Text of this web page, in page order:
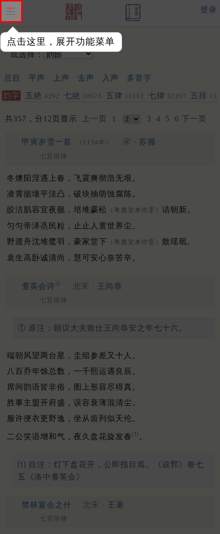
点击这里，展开功能菜单
登录
输入韵字：
或选择：
总目 平声 上声 去声 入声 多音字
韵字 五絶 4292 七絶 30675 五律 18162 七律 32397 五排
共357，分12页显示 上一页 1 3 4 5 6 下一页
甲寅岁雪一首 （1134年） 宋 · 苏籀
七言排律
冬燠阳淫遇上春，飞霙爽彻浩无垠。
凌霄据壤平洼凸，破块抽萌蚀腐陈。
皎洁肌容宜夜觌，培堆靀松
（粤雅堂本作雺） 诘朝新。
匀匀帝泽烝民粒，止止人寰世界尘。
野渡舟沈堆鹭羽，豪家堂下 （粤雅堂本作室） 散瑶珉。
袁生高卧诚清尚，慧可安心奈苦辛。
耆英会诗 ① 北宋 · 王尚恭
七言排律
① 原注：朝议大夫致仕王尚恭安之年七十六。
端朝风望两台星，圭组参差又十人。
八百乔年馀总数，一千熙运遇良辰。
席间韵语皆非俗，图上形容尽得真。
胜事主盟开府盛，误容衰薄混清尘。
服许便衣更野逸，坐从齿列似天伦。
二公笑语增和气，夜久盘花旋发春⑴ 。
⑴ 自注：灯下盘花开，公即指目焉。《说郛》卷七
五《洛中耆英会》
禁林宴会之什 北宋 · 王著
七言排律